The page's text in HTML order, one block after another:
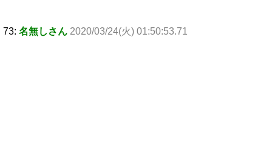
73: 名無しさん 2020/03/24(火) 01:50:53.71